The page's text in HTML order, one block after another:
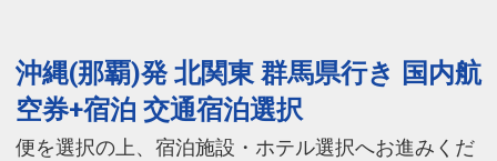
沖縄(那覇)発 北関東 群馬県行き 国内航
空券+宿泊 交通宿泊選択
便を選択の上、宿泊施設・ホテル選択へお進みくだ